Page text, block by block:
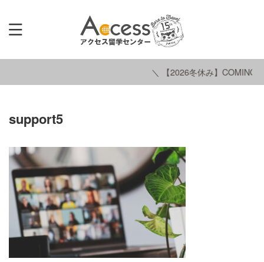
＼ 【2026冬休み】COMING
support5